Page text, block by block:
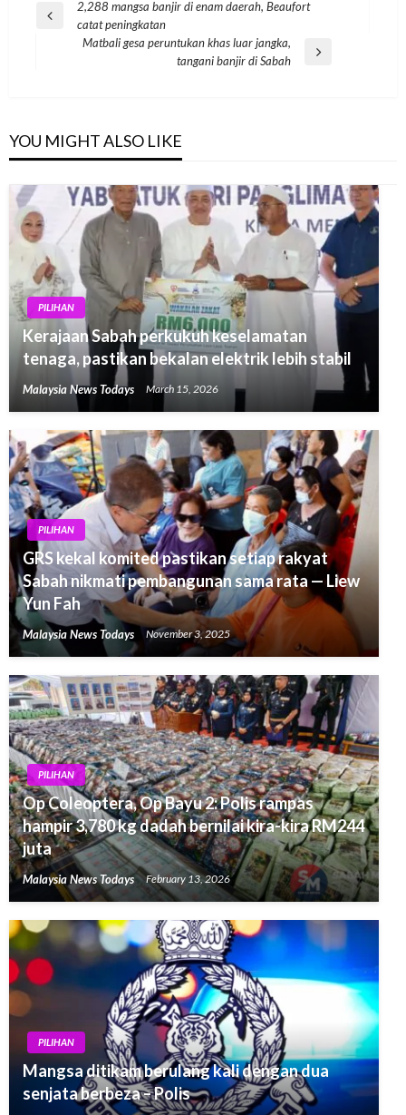
Post
navigation
Previous
2,288 mangsa banjir di enam daerah, Beaufort
catat peningkatan
Matbali gesa peruntukan khas luar jangka,
tangani banjir di Sabah
YOU MIGHT ALSO LIKE
PILIHAN
Kerajaan Sabah perkukuh keselamatan
tenaga, pastikan bekalan elektrik lebih stabil
Malaysia News Todays March 15, 2026
PILIHAN
GRS kekal komited pastikan setiap rakyat
Sabah nikmati pembangunan sama rata — Liew
Yun Fah
Malaysia News Todays November 3, 2025
PILIHAN
Op Coleoptera, Op Bayu 2: Polis rampas
hampir 3,780 kg dadah bernilai kira-kira RM244
juta
Malaysia News Todays February 13, 2026
PILIHAN
Mangsa ditikam berulang kali dengan dua
senjata berbeza – Polis